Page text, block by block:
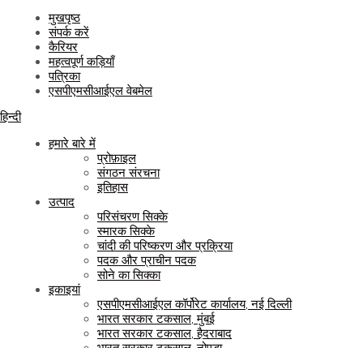
मुखपृष्ठ
संपर्क करें
कैरियर
महत्वपूर्ण कड़ियाँ
पत्रिका
एसपीएमसीआईएल वेबमेल
हिन्दी
हमारे बारे में
प्रोफ़ाइल
संगठन संरचना
इतिहास
उत्पाद
परिसंचरण सिक्के
स्मारक सिक्के
चांदी की परिष्करण और प्रक्रिया
पदक और प्राचीन पदक
सोने का सिक्का
इकाइयां
एसपीएमसीआईएल कॉर्पोरेट कार्यालय, नई दिल्ली
भारत सरकार टकसाल, मुंबई
भारत सरकार टकसाल, हैदराबाद